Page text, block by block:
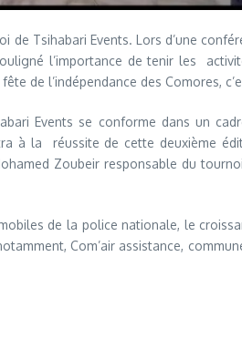
Tsihabari Events. Lors d’une
l’importance de tenir les
de l’indépendance des Comores,
Events se conforme dans un
à la réussite de cette deuxième
Zoubeir responsable du
de la police nationale, le
Com’air assistance,